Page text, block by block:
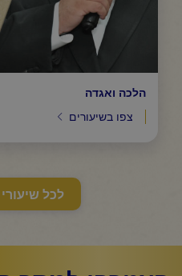
הלכה ואגדה
צפו בשיעורים
לכל